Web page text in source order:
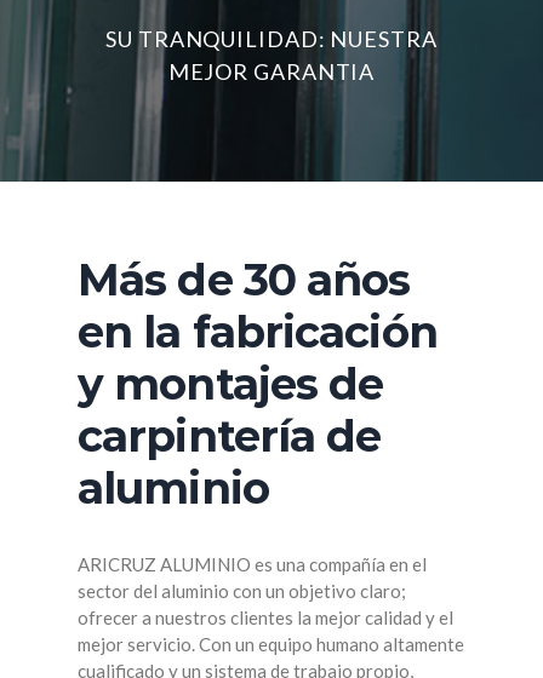
SU TRANQUILIDAD: NUESTRA
MEJOR GARANTIA
Más de 30 años
en la fabricación
y montajes de
carpintería de
aluminio
ARICRUZ ALUMINIO es una compañía en el
sector del aluminio con un objetivo claro;
ofrecer a nuestros clientes la mejor calidad y el
mejor servicio. Con un equipo humano altamente
cualificado y un sistema de trabajo propio,